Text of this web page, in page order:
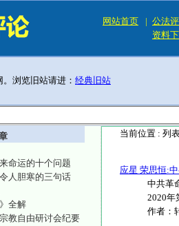
网站首页 | 公法
资料
浏览旧站请进： 经典旧站
命运的十个问题
人胆寒的三句话
全解
教自由研讨会纪要
当前位置 : 列
应星 荣思恒:
中共革
2020年
作者：